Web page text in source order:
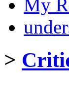
My
>